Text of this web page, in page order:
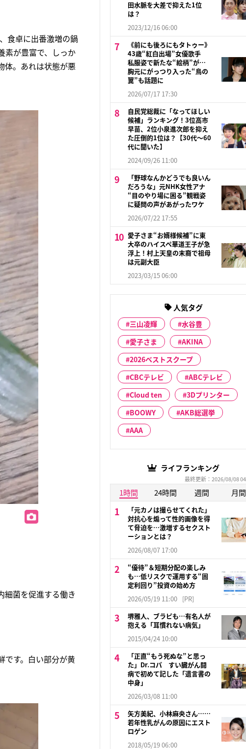
食卓に出番激増の鍋
素が豊富で、しっか
体。あれは状態が悪
細菌を促進する働き
です。白い部分が黄
田水脈を大差で抑えた1位
は？
2023/12/16 06:00
《前にも後ろにもタトゥー》
43歳“紅白出場”女優歌手
私服姿で新たな“絵柄”が…
胸元にがっつり入った“鳥の
翼”も話題に
2026/07/17 17:30
自民党総裁に「なってほしい
候補」ランキング！3位高市
早苗、2位小泉進次郎を抑え
た圧倒的1位は？【30代〜60
代に聞いた】
2024/09/26 11:00
「野球なんかどうでも良いん
だろうな」元NHK女性アナ
“目のやり場に困る”観戦姿
に疑問の声があがったワケ
2026/07/22 17:55
愛子さま“お婿様候補”に東
大卒のハイスペ華道王子が急
浮上！村上天皇の末裔で祖母
は元副大臣
2023/03/15 06:00
人気タグ
三山凌輝
水谷豊
愛子さま
AKINA
2026ベストスクープ
CBCテレビ
ABCテレビ
Cloud ten
3Dプリンター
BOOWY
AKB総選挙
AAA
ライフランキング
最終更新：2026/08/08
1時間 24時間 週間 月間
「元カノは撮らせてくれた」
対抗心を煽って性的画像を得
て脅迫を…激増するセクスト
ーションとは？
2026/08/07 17:00
“優待”＆短期分配の楽しみ
も…低リスクで運用する“固
定利回り”投資の始め方
2026/05/19 11:00 [PR]
堺雅人、ブラピも…有名人が
抱える「耳慣れない病気」
2015/04/24 10:00
「正直“もう死ぬな”と思っ
た」Dr.コパ すい臓がん闘
病で初めて記した「遺言書の
中身」
2026/03/08 11:00
矢方美紀、小林麻央さん……
若年性乳がんの原因にエスト
ロゲン
2018/05/19 06:00